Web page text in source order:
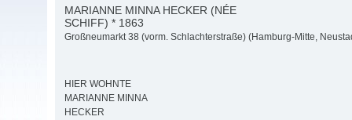
MARIANNE MINNA HECKER (NÉE
SCHIFF) * 1863
Großneumarkt 38 (vorm. Schlachterstraße) (Hamburg-Mitte,
HIER WOHNTE
MARIANNE MINNA
HECKER